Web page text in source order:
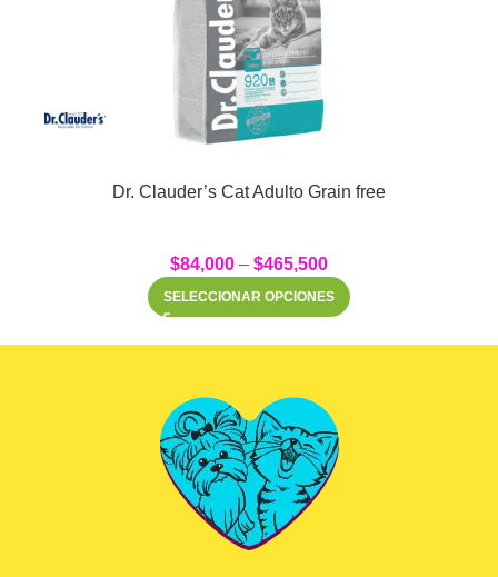
Dr. Clauder’s Cat Adulto Grain free
$84,000 – $465,500
SELECCIONAR OPCIONES